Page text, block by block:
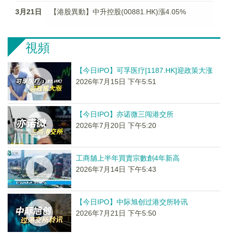
3月21日 【港股異動】中升控股(00881.HK)漲4.05%
視頻
【今日IPO】可孚医疗[1187.HK]迎政策大涨
2026年7月15日 下午5:51
【今日IPO】亦诺微三闯港交所
2026年7月20日 下午5:20
工商舖上半年買賣宗數創4年新高
2026年7月14日 下午5:43
【今日IPO】中际旭创过港交所聆讯
2026年7月21日 下午5:50